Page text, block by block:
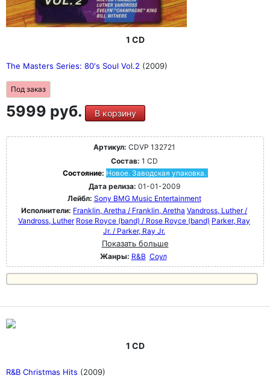
1 CD
The Masters Series: 80's Soul Vol.2 (2009)
Под заказ
5999 руб. В корзину
Артикул: CDVP 132721
Состав: 1 CD
Состояние: Новое. Заводская упаковка.
Дата релиза: 01-01-2009
Лейбл: Sony BMG Music Entertainment
Исполнители: Franklin, Aretha / Franklin, Aretha Vandross, Luther /
Vandross, Luther Rose Royce (band) / Rose Royce (band) Parker, Ray
Jr. / Parker, Ray Jr.
Показать больше
Жанры: R&B Соул
1 CD
R&B Christmas Hits (2009)